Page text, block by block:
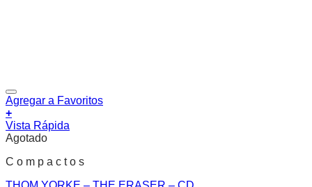
Agregar a Favoritos
+
Vista Rápida
Agotado
C o m p a c t o s